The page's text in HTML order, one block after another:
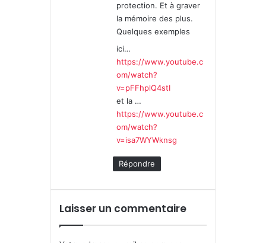
protection. Et à graver
la mémoire des plus.
Quelques exemples
ici…
https://www.youtube.c
om/watch?
v=pFFhplQ4stI
et la …
https://www.youtube.c
om/watch?
v=isa7WYWknsg
Répondre
Laisser un commentaire